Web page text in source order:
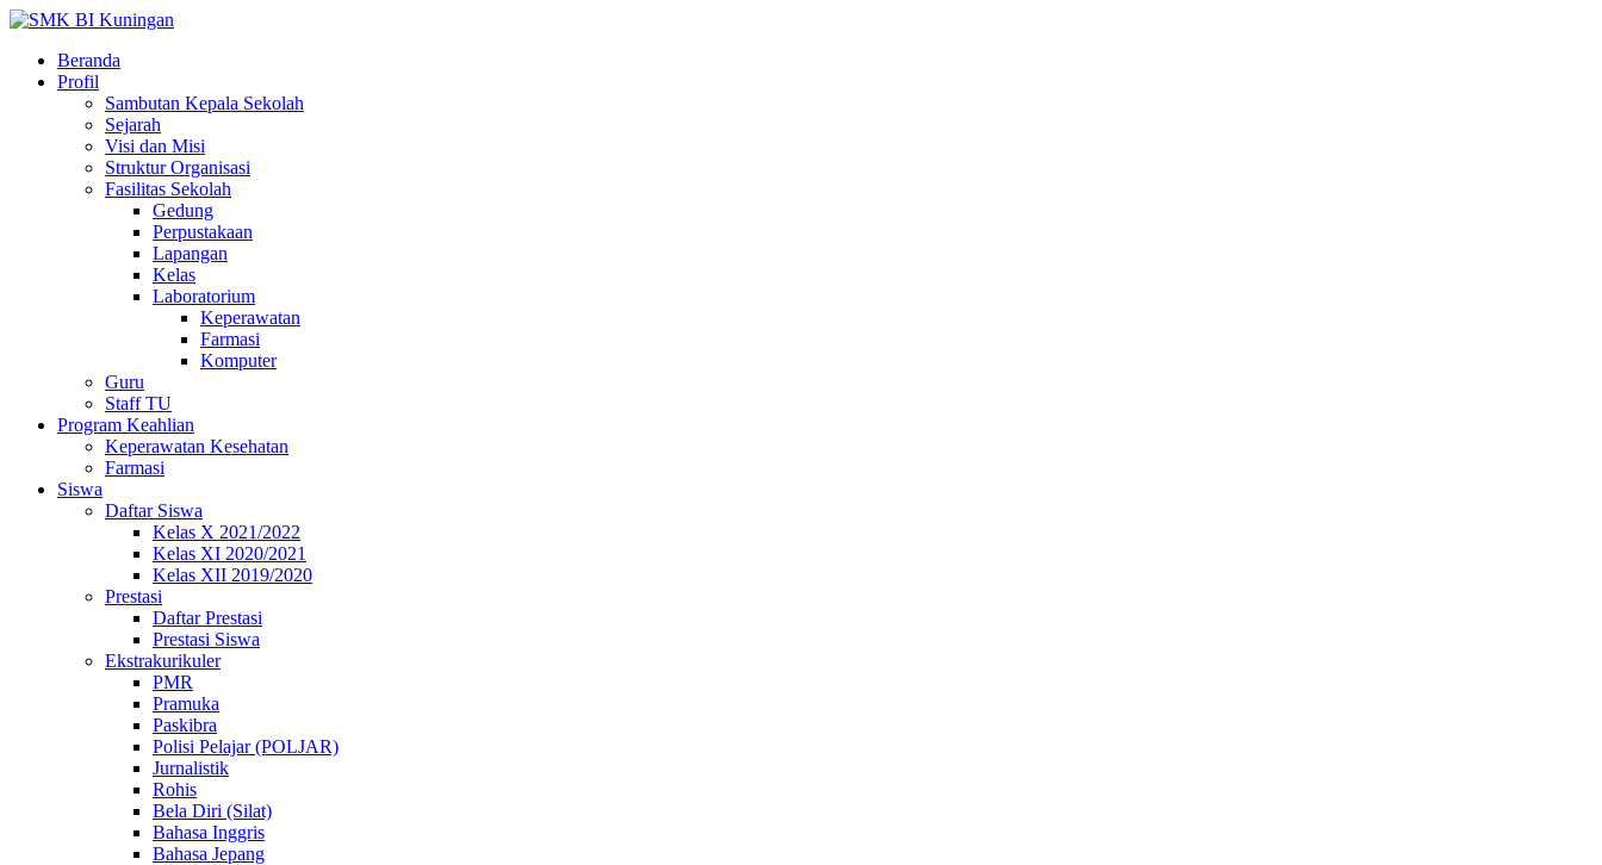
Beranda
Profil
Sambutan Kepala Sekolah
Sejarah
Visi dan Misi
Struktur Organisasi
Fasilitas Sekolah
Gedung
Perpustakaan
Lapangan
Kelas
Laboratorium
Keperawatan
Farmasi
Komputer
Guru
Staff TU
Program Keahlian
Keperawatan Kesehatan
Farmasi
Siswa
Daftar Siswa
Kelas X 2021/2022
Kelas XI 2020/2021
Kelas XII 2019/2020
Prestasi
Daftar Prestasi
Prestasi Siswa
Ekstrakurikuler
PMR
Pramuka
Paskibra
Polisi Pelajar (POLJAR)
Jurnalistik
Rohis
Bela Diri (Silat)
Bahasa Inggris
Bahasa Jepang